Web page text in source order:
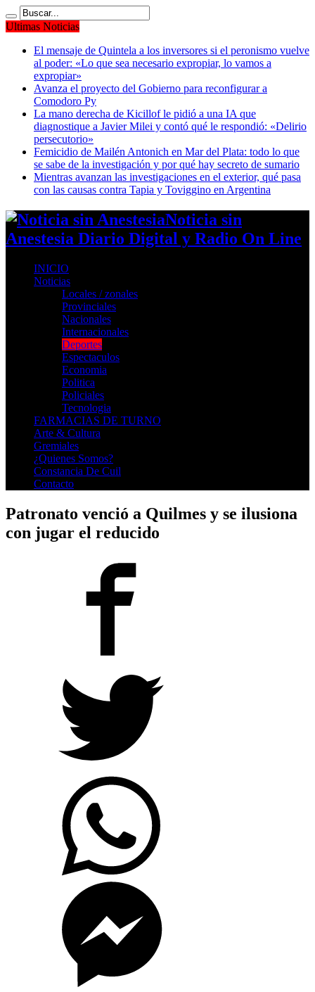
Ultimas Noticias
El mensaje de Quintela a los inversores si el peronismo vuelve
al poder: «Lo que sea necesario expropiar, lo vamos a
expropiar»
Avanza el proyecto del Gobierno para reconfigurar a
Comodoro Py
La mano derecha de Kicillof le pidió a una IA que
diagnostique a Javier Milei y contó qué le respondió: «Delirio
persecutorio»
Femicidio de Mailén Antonich en Mar del Plata: todo lo que
se sabe de la investigación y por qué hay secreto de sumario
Mientras avanzan las investigaciones en el exterior, qué pasa
con las causas contra Tapia y Toviggino en Argentina
Noticia sin
Anestesia Diario Digital y Radio On Line
INICIO
Noticias
Locales / zonales
Provinciales
Nacionales
Internacionales
Deportes
Espectaculos
Economia
Politica
Policiales
Tecnologia
FARMACIAS DE TURNO
Arte & Cultura
Gremiales
¿Quienes Somos?
Constancia De Cuil
Contacto
Patronato venció a Quilmes y se ilusiona
con jugar el reducido